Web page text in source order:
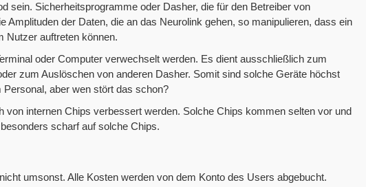
sein. Sicherheitsprogramme oder Dasher, die für den Betreiber von
Amplituden der Daten, die an das Neurolink gehen, so manipulieren, dass ein
Nutzer auftreten können.
oder Computer verwechselt werden. Es dient ausschließlich zum
zum Auslöschen von anderen Dasher. Somit sind solche Geräte höchst
aber wen stört das schon?
von internen Chips verbessert werden. Solche Chips kommen selten vor und
scharf auf solche Chips.
umsonst. Alle Kosten werden von dem Konto des Users abgebucht.